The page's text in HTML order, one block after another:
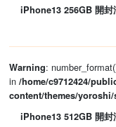
iPhone13 256GB 開封
Warning:
in /home/c9712424/
content/themes/
iPhone13 512GB 開封